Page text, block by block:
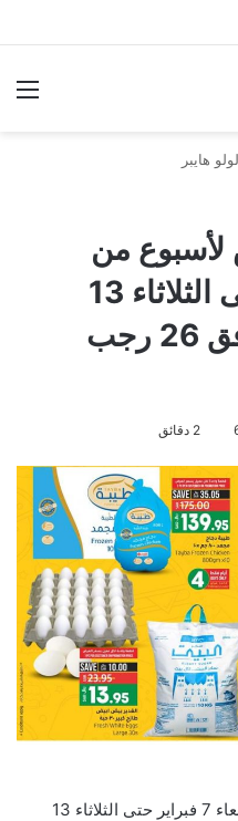
هايبر
من
الاربعاء 7 فبراير حتى الثلاثاء 13
فبراير 2024 الموافق 26 رجب
عروض لولو الرياض لأسبوع من الاربعاء 7 فبراير حتى الثلاثاء 13